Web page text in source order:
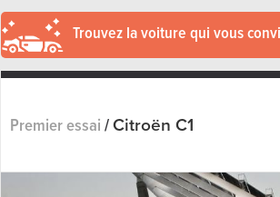
Trouvez la voiture qui vous
Premier essai/Citroën C1